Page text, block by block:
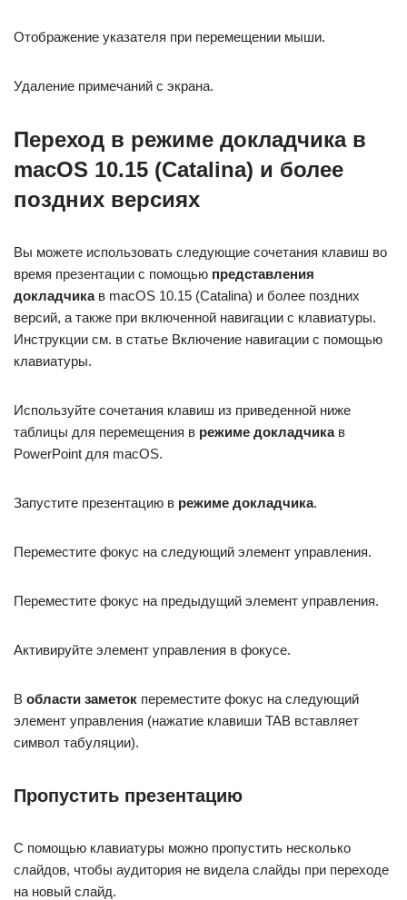
Отображение указателя при перемещении мыши.
Удаление примечаний с экрана.
Переход в режиме докладчика в
macOS 10.15 (Catalina) и более
поздних версиях
Вы можете использовать следующие сочетания клавиш во
время презентации с помощью представления
докладчикав macOS 10.15 (Catalina) и более поздних
версий, а также при включенной навигации с клавиатуры.
Инструкции см. в статье Включение навигации с помощью
клавиатуры.
Используйте сочетания клавиш из приведенной ниже
таблицы для перемещения в режиме докладчикав
PowerPoint для macOS.
Запустите презентацию в режиме докладчика.
Переместите фокус на следующий элемент управления.
Переместите фокус на предыдущий элемент управления.
Активируйте элемент управления в фокусе.
В области заметок переместите фокус на следующий
элемент управления (нажатие клавиши TAB вставляет
символ табуляции).
Пропустить презентацию
С помощью клавиатуры можно пропустить несколько
слайдов, чтобы аудитория не видела слайды при переходе
на новый слайд.